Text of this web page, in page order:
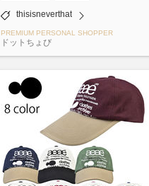
thisisneverthat
PREMIUM PERSONAL SHOPPER
ドットちょび